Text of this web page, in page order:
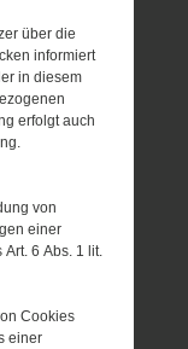
über die
informiert
in diesem
erfolgt auch
von
einer
6 Abs. 1 lit.
Cookies
einer